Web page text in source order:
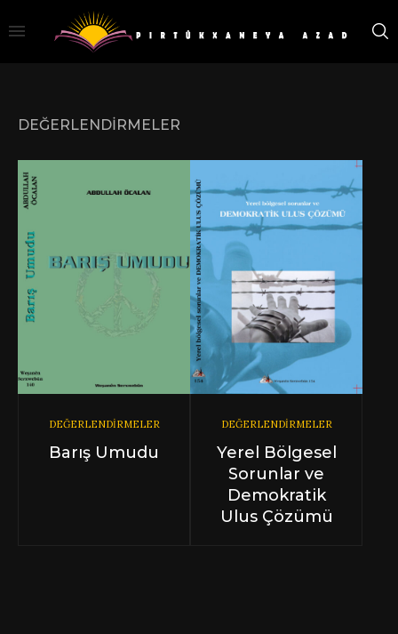
DEĞERLENDİRMELER
DEĞERLENDİRMELER
Barış Umudu
DEĞERLENDİRMELER
Yerel Bölgesel
Sorunlar ve
Demokratik
Ulus Çözümü